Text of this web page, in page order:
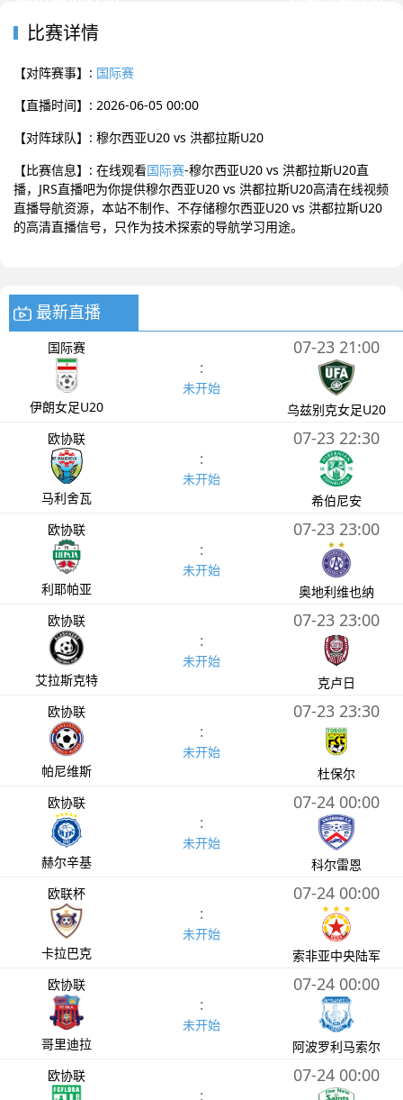
比赛详情
【对阵赛事】: 国际赛
【直播时间】: 2026-06-05 00:00
【对阵球队】: 穆尔西亚U20 vs 洪都拉斯U20
【比赛信息】: 在线观看国际赛-穆尔西亚U20 vs 洪都拉斯U20直
播，JRS直播吧为你提供穆尔西亚U20 vs 洪都拉斯U20高清在线视频
直播导航资源，本站不制作、不存储穆尔西亚U20 vs 洪都拉斯U20
的高清直播信号，只作为技术探索的导航学习用途。
最新直播
国际赛
伊朗女足U20
:
未开始
07-23 21:00
乌兹别克女足U20
欧协联
马利舍瓦
:
未开始
07-23 22:30
希伯尼安
欧协联
利耶帕亚
:
未开始
07-23 23:00
奥地利维也纳
欧协联
艾拉斯克特
:
未开始
07-23 23:00
克卢日
欧协联
帕尼维斯
:
未开始
07-23 23:30
杜保尔
欧协联
赫尔辛基
:
未开始
07-24 00:00
科尔雷恩
欧联杯
卡拉巴克
:
未开始
07-24 00:00
索非亚中央陆军
欧协联
哥里迪拉
:
未开始
07-24 00:00
阿波罗利马索尔
欧协联
:
07-24 00:00